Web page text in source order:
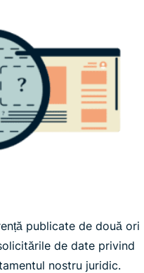
publicate de două ori
de date privind
nostru juridic.